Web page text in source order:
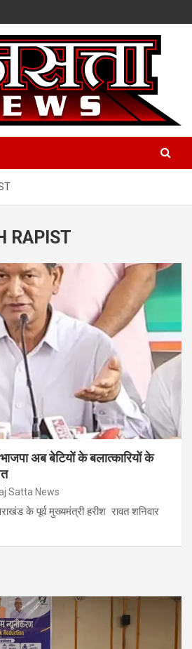
RAPIST
अब बेटियों के बलात्कारियों के
Satta News
के पूर्व मुख्यमंत्री हरीश रावत शनिवार